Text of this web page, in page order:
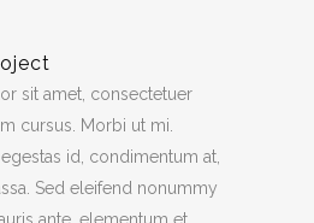
sit amet, consectetuer
cursus. Morbi ut mi.
id, condimentum at,
Sed eleifend nonummy